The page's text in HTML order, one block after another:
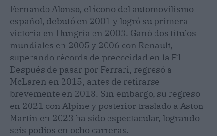
Fernando Alonso, el ícono del automovilismo
español, debutó en 2001 y logró su primera
victoria en Hungría en 2003. Ganó dos títulos
mundiales en 2005 y 2006 con Renault,
superando récords de precocidad en la F1.
Después de pasar por Ferrari, regresó a
McLaren en 2015, antes de retirarse
brevemente en 2018. Sin embargo, su regreso
en 2021 con Alpine y posterior traslado a Aston
Martin en 2023 ha sido espectacular, logrando
seis podios en ocho carreras.